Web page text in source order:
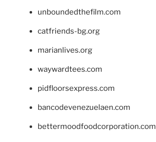
unboundedthefilm.com
catfriends-bg.org
marianlives.org
waywardtees.com
pidfloorsexpress.com
bancodevenezuelaen.com
bettermoodfoodcorporation.com